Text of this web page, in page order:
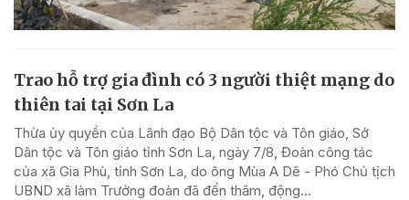
Trao hỗ trợ gia đình có 3 người thiệt mạng do
thiên tai tại Sơn La
Thừa ủy quyền của Lãnh đạo Bộ Dân tộc và Tôn giáo, Sở
Dân tộc và Tôn giáo tỉnh Sơn La, ngày 7/8, Đoàn công tác
của xã Gia Phù, tỉnh Sơn La, do ông Mùa A Dê - Phó Chủ tịch
UBND xã làm Trưởng đoàn đã đến thăm, động...